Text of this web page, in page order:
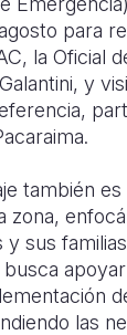
para
la Oficial
y
también
zona,
y sus
las